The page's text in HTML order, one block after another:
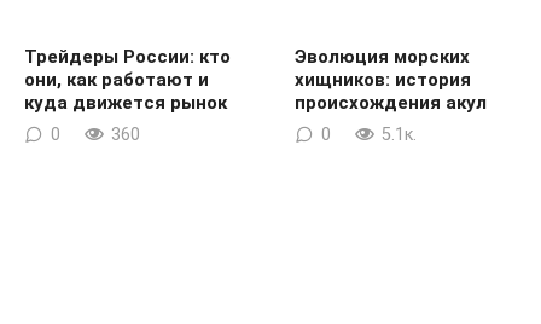
Трейдеры России: кто
они, как работают и
куда движется рынок
0 360
Эволюция морских
хищников: история
происхождения акул
0 5.1к.